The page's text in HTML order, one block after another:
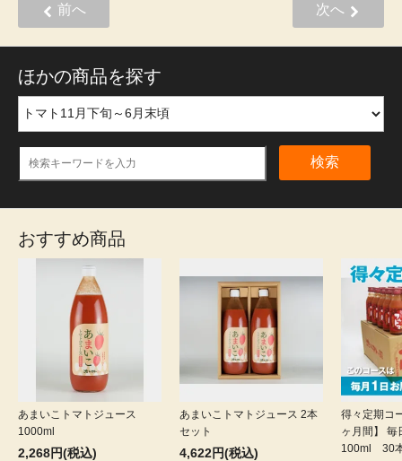
前へ 次へ
ほかの商品を探す
検索
おすすめ商品
あまいこトマトジュース
1000ml
2,268円(税込)
あまいこトマトジュース 2本
セット
4,622円(税込)
得々定期コ
ヶ月間】 毎
100ml 30